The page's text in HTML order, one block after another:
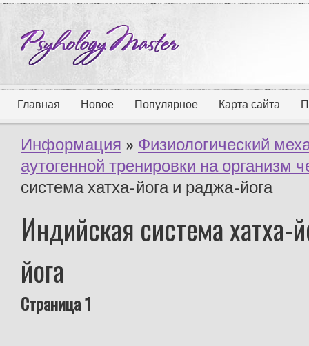
Главная Новое Популярное Карта сайта
Информация » Физиологический
аутогенной тренировки на организм
система хатха-йога и раджа-йога
Индийская система хатха-
йога
Страница 1